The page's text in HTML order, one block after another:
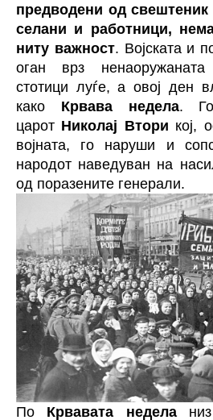
предводени од свештеник
селани и работници,
ниту важност. Војската и
оган врз
стотици луѓе, а овој ден
како
Крвава недела.
царот Николај Втори кој,
војната, го наруши и
народот наведуван на
од поразените генерали.
По Крвавата недела